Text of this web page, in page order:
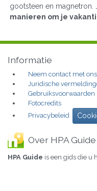
gootsteen en magnetron.
manieren om je
Informatie
Neem contact met
Juridische
Gebruiksvoorwaarden
Fotocredits
Privacybeleid
Over HPA Guide
HPA Guide is een gids die u